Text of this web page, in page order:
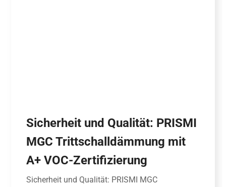
Sicherheit und Qualität: PRISMI
MGC Trittschalldämmung mit
A+ VOC-Zertifizierung
Sicherheit und Qualität: PRISMI MGC